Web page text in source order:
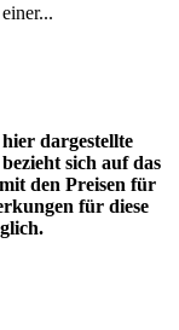
dargestellte
sich auf das
den Preisen für
für diese